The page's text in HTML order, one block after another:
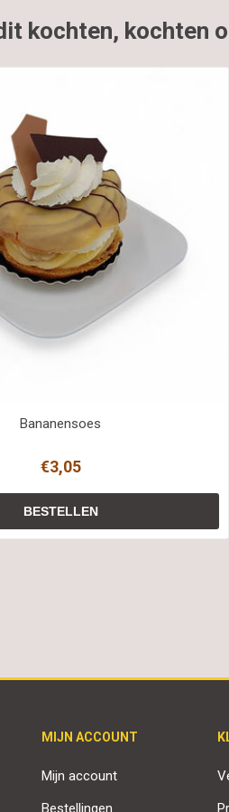
kochten, kochten
Bananensoes
€3,05
MIJN ACCOUNT
Mijn account
Bestellingen